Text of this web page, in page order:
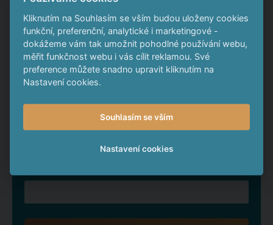
Aktuální cena za 1 kus
Kliknutím na Souhlasím se vším budou uloženy cookies
funkční, preferenční, analytické i marketingové -
dokážeme vám tak umožnit pohodlné používání webu,
měřit funkčnost webu i vás cílit reklamou. Své
preference můžete snadno upravit kliknutím na
Nastavení cookies.
Souhlasím se vším
Nastavení cookies